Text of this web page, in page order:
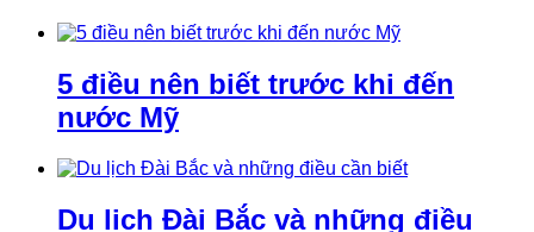
5 điều nên biết trước khi đến
nước Mỹ
Du lịch Đài Bắc và những điều